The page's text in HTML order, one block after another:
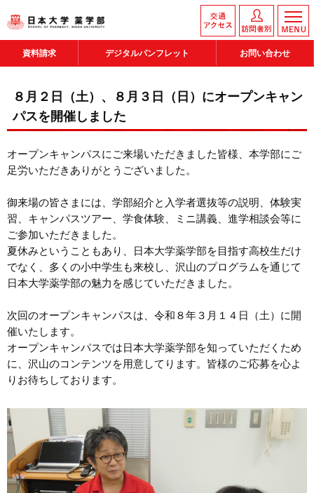
資料請求 デジタルパンフレット お問い合わせ
８月２日（土）、８月３日（日）にオープンキャン
パスを開催しました
オープンキャンパスにご来場いただきました皆様、本学部にご
足労いただきありがとうございました。
御来場の皆さまには、学部紹介と入学者選抜等の説明、体験実
習、キャンパスツアー、学食体験、ミニ講義、進学相談会等に
ご参加いただきました。
夏休みということもあり、日本大学薬学部を目指す高校生だけ
でなく、多くの小中学生も来校し、沢山のプログラムを通じて
日本大学薬学部の魅力を感じていただきました。
次回のオープンキャンパスは、令和８年３月１４日（土）に開
催いたします。
オープンキャンパスでは日本大学薬学部を知っていただくため
に、沢山のコンテンツを用意してります。皆様のご応募を心よ
りお待ちしております。